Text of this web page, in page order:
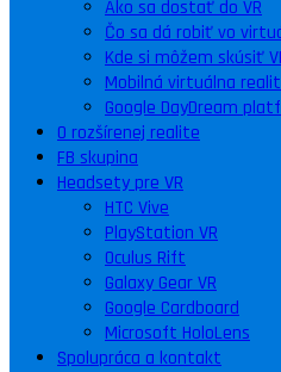
Ako sa dostať do VR
Čo sa dá robiť vo
Kde si môžem skúsiť
Mobilná virtuálna
Google DayDream
O rozšírenej realite
FB skupina
Headsety pre VR
HTC Vive
PlayStation VR
Oculus Rift
Galaxy Gear VR
Google Cardboard
Microsoft HoloLens
Spolupráca a kontakt